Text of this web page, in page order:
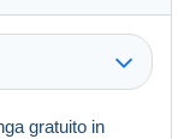
gratuito in